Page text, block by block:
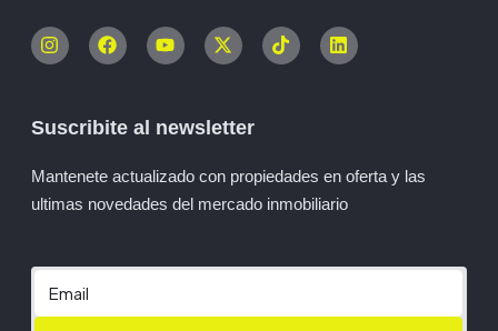
Suscribite al newsletter
Mantenete actualizado con propiedades en oferta y las
ultimas novedades del mercado inmobiliario